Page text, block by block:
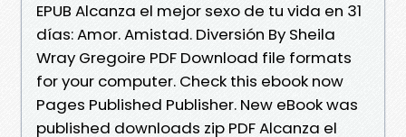
EPUB Alcanza el mejor sexo de tu vida en 31
días: Amor. Amistad. Diversión By Sheila
Wray Gregoire PDF Download file formats
for your computer. Check this ebook now
Pages Published Publisher. New eBook was
published downloads zip PDF Alcanza el